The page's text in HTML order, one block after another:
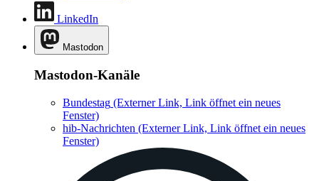
LinkedIn
Mastodon
Mastodon-Kanäle
Bundestag (Externer Link, Link öffnet ein neues
Fenster)
hib-Nachrichten (Externer Link, Link öffnet ein neues
Fenster)